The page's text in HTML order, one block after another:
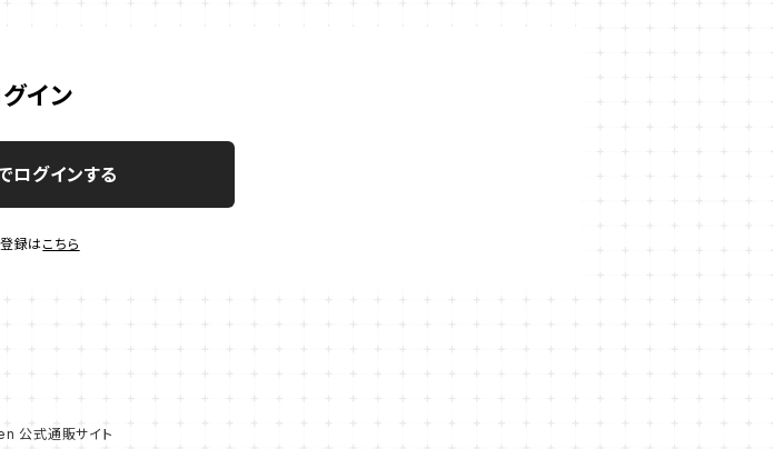
イン
ログインする
録はこちら
公式通販サイト